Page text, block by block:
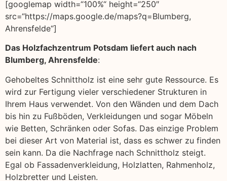
[googlemap width=“100%“ height=“250″
src=“https://maps.google.de/maps?q=Blumberg,
Ahrensfelde“]
Das Holzfachzentrum Potsdam liefert auch nach
Blumberg, Ahrensfelde:
Gehobeltes Schnittholz ist eine sehr gute Ressource. Es
wird zur Fertigung vieler verschiedener Strukturen in
Ihrem Haus verwendet. Von den Wänden und dem Dach
bis hin zu Fußböden, Verkleidungen und sogar Möbeln
wie Betten, Schränken oder Sofas. Das einzige Problem
bei dieser Art von Material ist, dass es schwer zu finden
sein kann. Da die Nachfrage nach Schnittholz steigt.
Egal ob Fassadenverkleidung, Holzlatten, Rahmenholz,
Holzbretter und Leisten.